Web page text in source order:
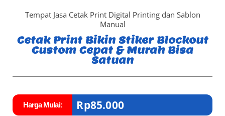
Tempat Jasa Cetak Print Digital Printing dan Sablon
Manual
Cetak Print Bikin Stiker Blockout
Custom Cepat & Murah Bisa
Satuan
Harga Mulai: Rp85.000